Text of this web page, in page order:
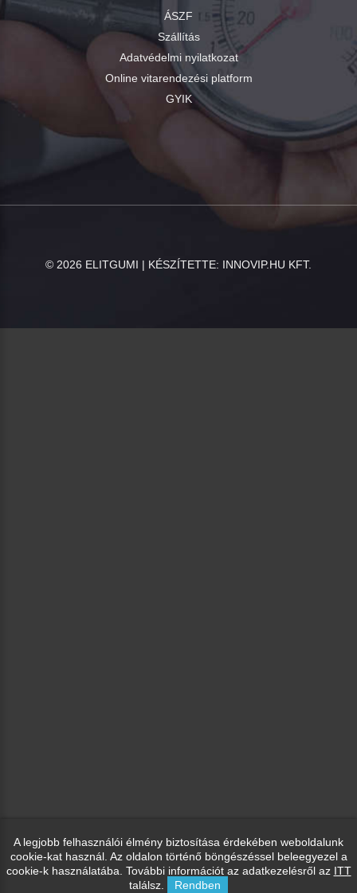
ÁSZF
Szállítás
Adatvédelmi nyilatkozat
Online vitarendezési platform
GYIK
© 2026 ELITGUMI | KÉSZÍTETTE: INNOVIP.HU KFT.
A legjobb felhasználói élmény biztosítása érdekében weboldalunk
cookie-kat használ. Az oldalon történő böngészéssel beleegyezel a
cookie-k használatába. További információt az adatkezelésről az ITT
találsz.
Rendben